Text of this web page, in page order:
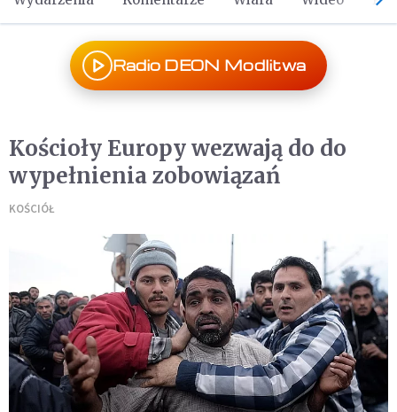
Radio DEON Modlitwa
Kościoły Europy wezwają do do
wypełnienia zobowiązań
KOŚCIÓŁ